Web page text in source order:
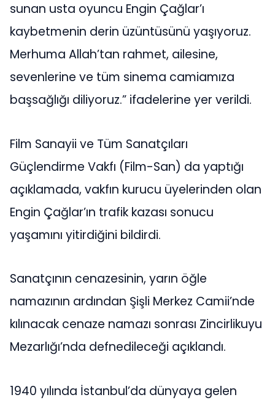
sunan usta oyuncu Engin Çağlar’ı
kaybetmenin derin üzüntüsünü yaşıyoruz.
Merhuma Allah’tan rahmet, ailesine,
sevenlerine ve tüm sinema camiamıza
başsağlığı diliyoruz.” ifadelerine yer verildi.
Film Sanayii ve Tüm Sanatçıları
Güçlendirme Vakfı (Film-San) da yaptığı
açıklamada, vakfın kurucu üyelerinden olan
Engin Çağlar’ın trafik kazası sonucu
yaşamını yitirdiğini bildirdi.
Sanatçının cenazesinin, yarın öğle
namazının ardından Şişli Merkez Camii’nde
kılınacak cenaze namazı sonrası Zincirlikuyu
Mezarlığı’nda defnedileceği açıklandı.
1940 yılında İstanbul’da dünyaya gelen